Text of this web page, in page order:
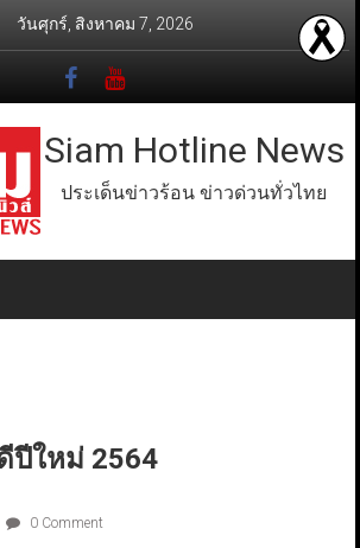
วันศุกร์, สิงหาคม 7, 2026
Siam Hotline News
ประเด็นข่าวร้อน ข่าวด่วนทั่วไทย
ปีใหม่ 2564
0 Comment